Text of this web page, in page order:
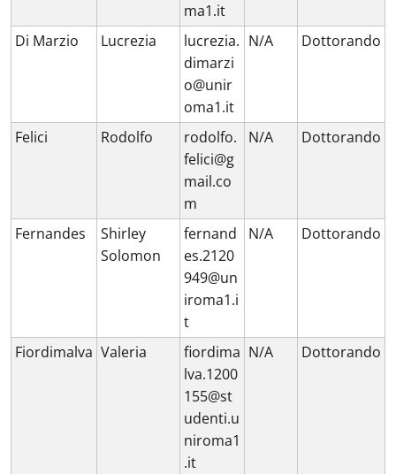
ma1.it
Di Marzio Lucrezia
lucrezia.
dimarzi
o@unir
oma1.it
N/A Dottorando
Felici Rodolfo
rodolfo.
felici@g
mail.co
m
N/A Dottorando
Fernandes
Shirley
Solomon
fernand
es.2120
949@un
iroma1.i
t
N/A Dottorando
Fiordimalva Valeria
fiordima
lva.1200
155@st
udenti.u
niroma1
.it
N/A Dottorando